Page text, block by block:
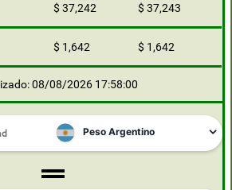
$ 37,242 $ 37,243
$ 1,642 $ 1,642
08/08/2026 17:58:00